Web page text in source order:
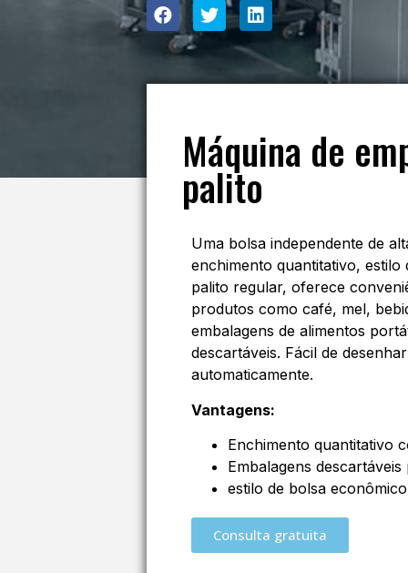
Máquina de
palito
Uma bolsa independente de
enchimento quantitativo, estilo
palito regular, oferece
produtos como café, mel,
embalagens de alimentos
descartáveis. Fácil de
automaticamente.
Vantagens:
Enchimento quantitativo
Embalagens
estilo de bolsa
Consulta gratuita